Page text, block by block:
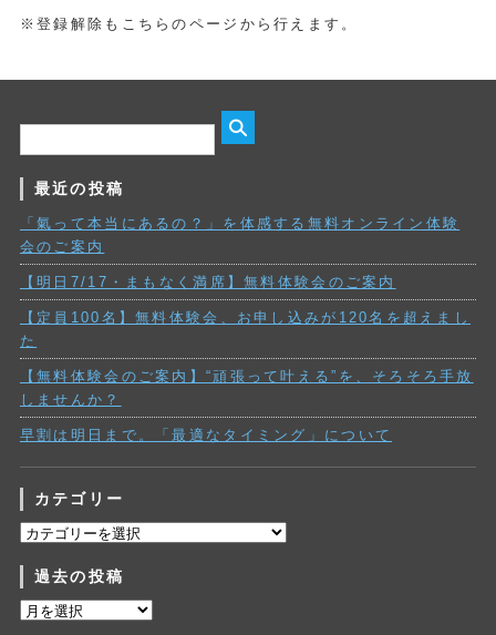
※登録解除もこちらのページから行えます。
最近の投稿
「氣って本当にあるの？」を体感する無料オンライン体験
会のご案内
【明日7/17・まもなく満席】無料体験会のご案内
【定員100名】無料体験会、お申し込みが120名を超えまし
た
【無料体験会のご案内】“頑張って叶える”を、そろそろ手放
しませんか？
早割は明日まで。「最適なタイミング」について
カテゴリー
カ
ゴ
リ
ー
過去の投稿
過